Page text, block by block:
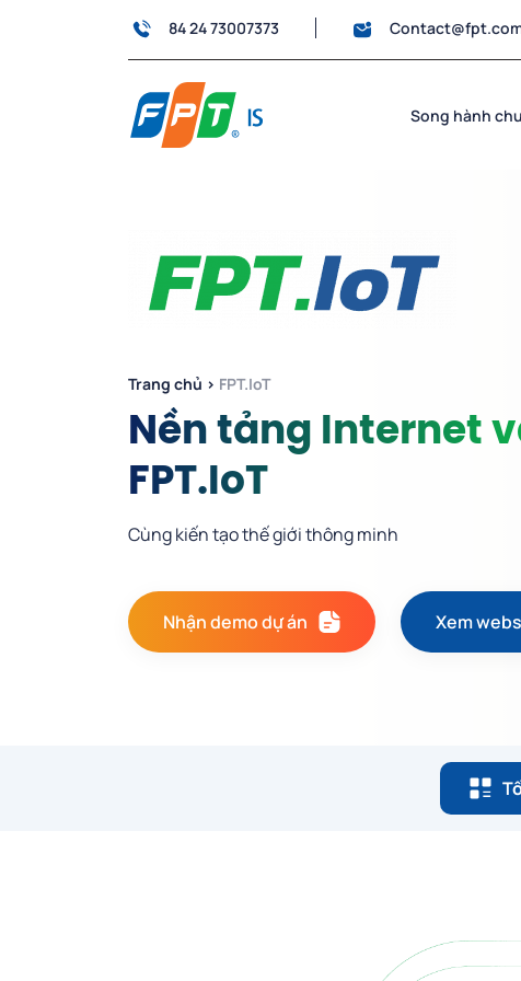
84 24 73007373
Song hành
Trang chủ › FPT.IoT
Nền tảng Internet
FPT.IoT
Cùng kiến tạo thế giới thông minh
Nhận demo dự án Xem